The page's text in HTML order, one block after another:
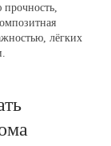
лёгких